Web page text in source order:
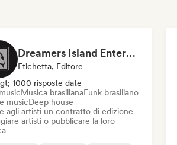
Dreamers Island Entertainment
Etichetta, Editore
1000 risposte date
Musica brasilianaFunk brasiliano
musicDeep house
agli artisti un contratto di edizione
artisti o pubblicare la loro